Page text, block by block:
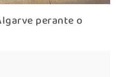
perante o